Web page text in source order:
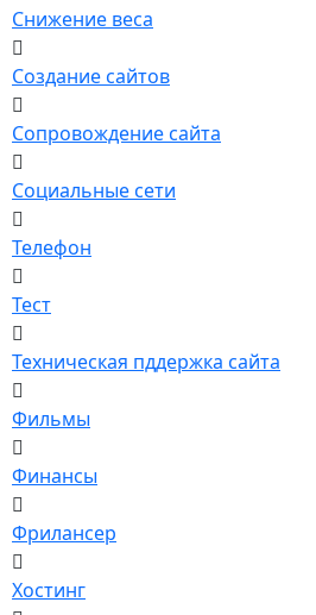
Снижение веса
Создание сайтов
Сопровождение сайта
Социальные сети
Телефон
Тест
Техническая пддержка сайта
Фильмы
Финансы
Фрилансер
Хостинг